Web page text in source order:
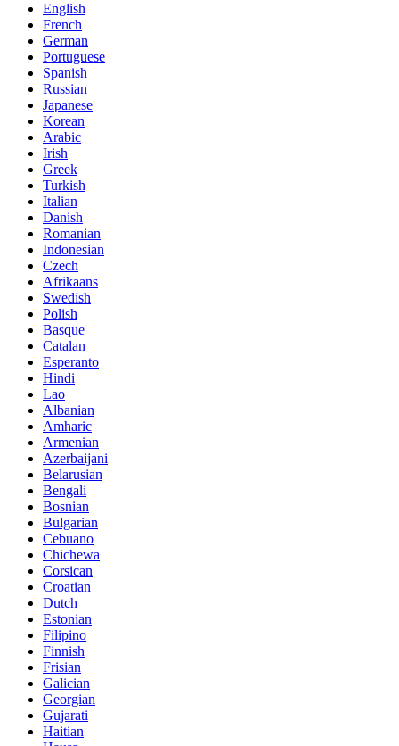
English
French
German
Portuguese
Spanish
Russian
Japanese
Korean
Arabic
Irish
Greek
Turkish
Italian
Danish
Romanian
Indonesian
Czech
Afrikaans
Swedish
Polish
Basque
Catalan
Esperanto
Hindi
Lao
Albanian
Amharic
Armenian
Azerbaijani
Belarusian
Bengali
Bosnian
Bulgarian
Cebuano
Chichewa
Corsican
Croatian
Dutch
Estonian
Filipino
Finnish
Frisian
Galician
Georgian
Gujarati
Haitian